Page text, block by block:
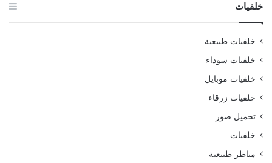
خلفيات
خلفيات طبيعية
خلفيات سوداء
خلفيات موبايل
خلفيات زرقاء
تحميل صور
خلفيات
مناظر طبيعية